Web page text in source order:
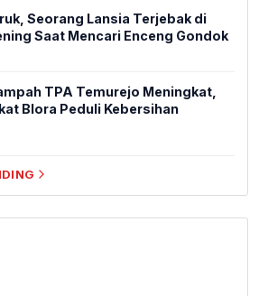
Seorang Lansia Terjebak di
Saat Mencari Enceng Gondok
TPA Temurejo Meningkat,
Blora Peduli Kebersihan